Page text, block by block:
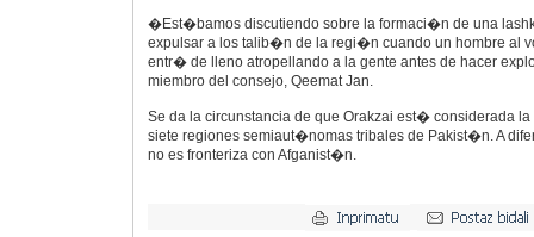
�Est�bamos discutiendo sobre la formaci�n de una
expulsar a los talib�n de la regi�n cuando un hombre al
entr� de lleno atropellando a la gente antes de hacer
miembro del consejo, Qeemat Jan.
Se da la circunstancia de que Orakzai est� considerada
siete regiones semiaut�nomas tribales de Pakist�n. A
no es fronteriza con Afganist�n.